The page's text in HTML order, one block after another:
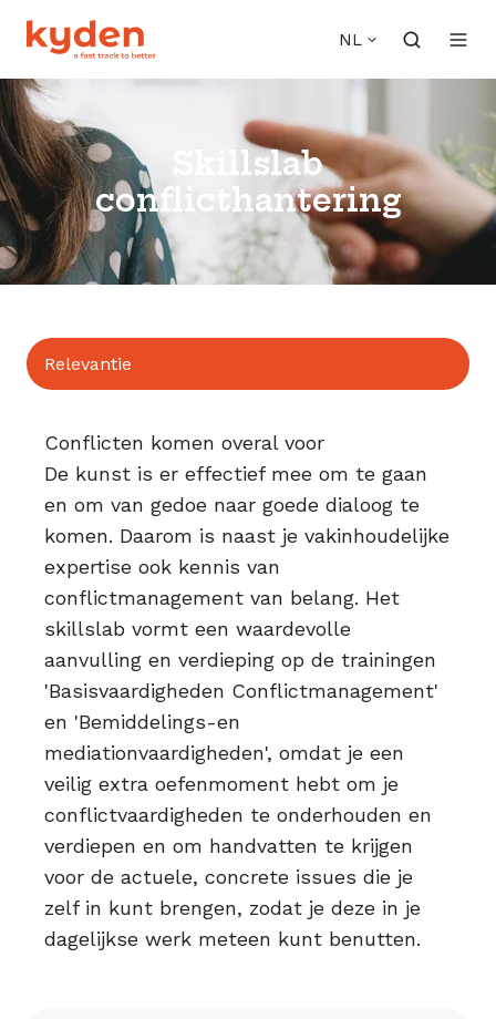
NL
Skillslab
conflicthantering
Relevantie
Conflicten komen overal voor
De kunst is er effectief mee om te gaan
en om van gedoe naar goede dialoog te
komen. Daarom is naast je vakinhoudelijke
expertise ook kennis van
conflictmanagement van belang. Het
skillslab vormt een waardevolle
aanvulling en verdieping op de trainingen
'Basisvaardigheden Conflictmanagement'
en 'Bemiddelings-en
mediationvaardigheden', omdat je een
veilig extra oefenmoment hebt om je
conflictvaardigheden te onderhouden en
verdiepen en om handvatten te krijgen
voor de actuele, concrete issues die je
zelf in kunt brengen, zodat je deze in je
dagelijkse werk meteen kunt benutten.